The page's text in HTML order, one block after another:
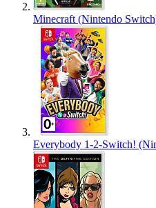
Minecraft (Nintendo
Everybody 1-2-Switch!